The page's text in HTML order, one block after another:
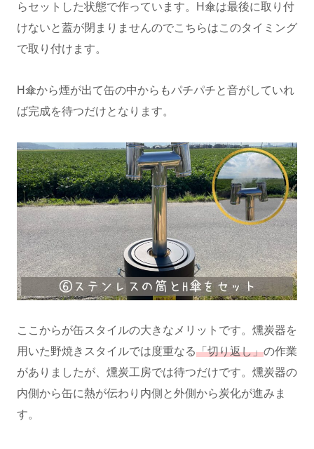
らセットした状態で作っています。H傘は最後に取り付
けないと蓋が閉まりませんのでこちらはこのタイミング
で取り付けます。
H傘から煙が出て缶の中からもパチパチと音がしていれ
ば完成を待つだけとなります。
ここからが缶スタイルの大きなメリットです。燻炭器を
用いた野焼きスタイルでは度重なる「切り返し」の作業
がありましたが、燻炭工房では待つだけです。燻炭器の
内側から缶に熱が伝わり内側と外側から炭化が進みま
す。